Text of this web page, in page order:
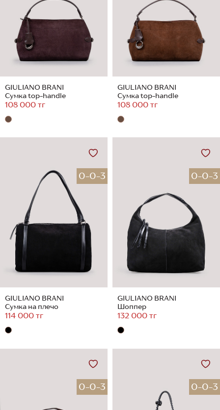
GIULIANO BRANI
Сумка top-handle
108 000 тг
GIULIANO BRANI
Сумка top-handle
108 000 тг
0-0-3
GIULIANO BRANI
Сумка на плечо
114 000 тг
0-0-3
GIULIANO BRANI
Шоппер
132 000 тг
0-0-3 0-0-3